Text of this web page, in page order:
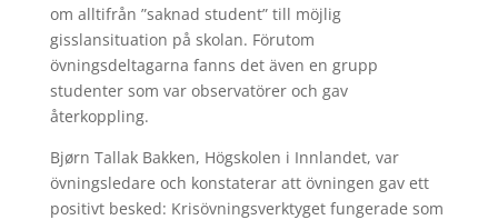
om alltifrån ”saknad student” till möjlig
gisslansituation på skolan. Förutom
övningsdeltagarna fanns det även en grupp
studenter som var observatörer och gav
återkoppling.
Bjørn Tallak Bakken, Högskolen i Innlandet, var
övningsledare och konstaterar att övningen gav ett
positivt besked: Krisövningsverktyget fungerade som